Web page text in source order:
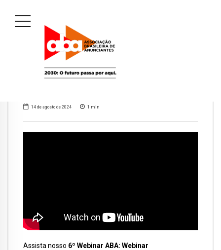
14 de agosto de 2024 1 min
Assista nosso 6º Webinar ABA: Webinar